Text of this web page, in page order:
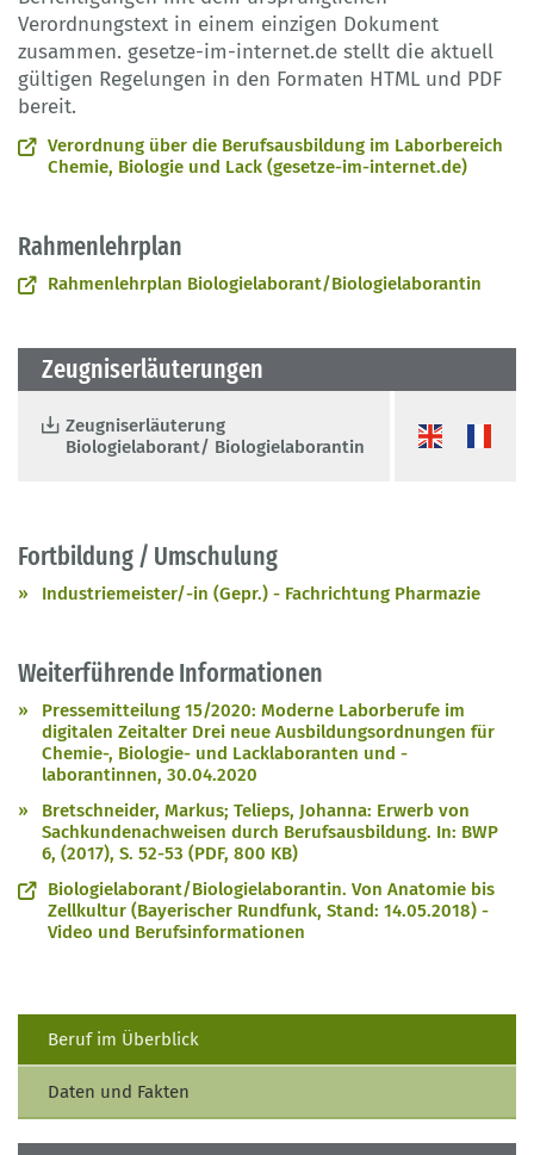
Verordnungstext in einem einzigen Dokument
zusammen. gesetze-im-internet.de stellt die aktuell
gültigen Regelungen in den Formaten HTML und PDF
bereit.
Verordnung über die Berufsausbildung im Laborbereich
Chemie, Biologie und Lack (gesetze-im-internet.de)
Rahmenlehrplan
Rahmenlehrplan Biologielaborant/Biologielaborantin
Zeugniserläuterungen
Zeugniserläuterung
Biologielaborant/ Biologielaborantin
Fortbildung / Umschulung
Industriemeister/-in (Gepr.) - Fachrichtung Pharmazie
Weiterführende Informationen
Pressemitteilung 15/2020: Moderne Laborberufe im
digitalen Zeitalter Drei neue Ausbildungsordnungen für
Chemie-, Biologie- und Lacklaboranten und -
laborantinnen, 30.04.2020
Bretschneider, Markus; Telieps, Johanna: Erwerb von
Sachkundenachweisen durch Berufsausbildung. In: BWP
6, (2017), S. 52-53 (PDF, 800 KB)
Biologielaborant/Biologielaborantin. Von Anatomie bis
Zellkultur (Bayerischer Rundfunk, Stand: 14.05.2018) -
Video und Berufsinformationen
Beruf im Überblick
Daten und Fakten